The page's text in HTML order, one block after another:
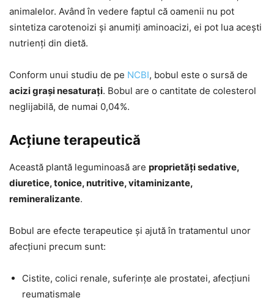
animalelor. Având în vedere faptul că oamenii nu pot
sintetiza carotenoizi și anumiți aminoacizi, ei pot lua acești
nutrienți din dietă.
Conform unui studiu de pe NCBI, bobul este o sursă de
acizi grași nesaturați. Bobul are o cantitate de colesterol
neglijabilă, de numai 0,04%.
Acțiune terapeutică
Această plantă leguminoasă are proprietăți sedative,
diuretice, tonice, nutritive, vitaminizante,
remineralizante.
Bobul are efecte terapeutice și ajută în tratamentul unor
afecțiuni precum sunt:
Cistite, colici renale, suferințe ale prostatei, afecțiuni
reumatismale